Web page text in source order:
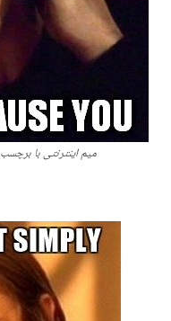
میم اینترنتی با